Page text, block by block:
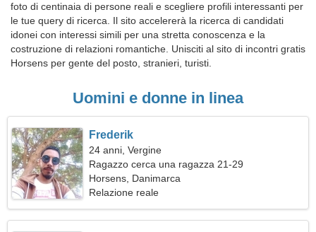
foto di centinaia di persone reali e scegliere profili interessanti per
le tue query di ricerca. Il sito accelererà la ricerca di candidati
idonei con interessi simili per una stretta conoscenza e la
costruzione di relazioni romantiche. Unisciti al sito di incontri gratis
Horsens per gente del posto, stranieri, turisti.
Uomini e donne in linea
Frederik
24 anni, Vergine
Ragazzo cerca una ragazza 21-29
Horsens, Danimarca
Relazione reale